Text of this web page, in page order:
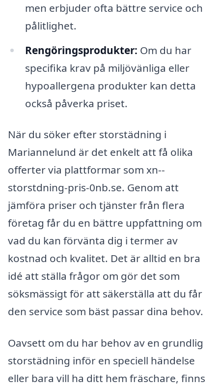
men erbjuder ofta bättre service och
pålitlighet.
Rengöringsprodukter: Om du har
specifika krav på miljövänliga eller
hypoallergena produkter kan detta
också påverka priset.
När du söker efter storstädning i
Mariannelund är det enkelt att få olika
offerter via plattformar som xn--
storstdning-pris-0nb.se. Genom att
jämföra priser och tjänster från flera
företag får du en bättre uppfattning om
vad du kan förvänta dig i termer av
kostnad och kvalitet. Det är alltid en bra
idé att ställa frågor om gör det som
söksmässigt för att säkerställa att du får
den service som bäst passar dina behov.
Oavsett om du har behov av en grundlig
storstädning inför en speciell händelse
eller bara vill ha ditt hem fräschare, finns